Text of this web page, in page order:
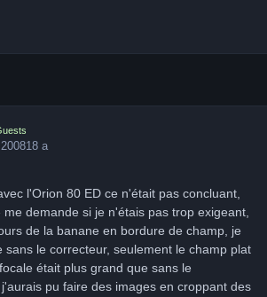
18 a
l'Orion 80 ED ce n'était pas concluant,
me demande si je n'étais pas trop exigeant,
de la banane en bordure de champ, je
sans le correcteur, seulement le champ plat
était plus grand que sans le
pu faire des images en croppant des